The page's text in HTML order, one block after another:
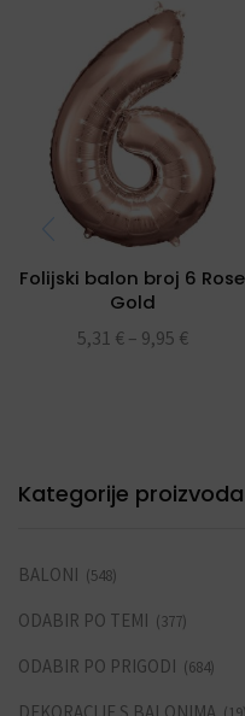
Folijski balon broj 6 Rose
Gold
5,31 € – 9,95 €
Kategorije proizvoda
BALONI (548)
ODABIR PO TEMI (377)
ODABIR PO PRIGODI (684)